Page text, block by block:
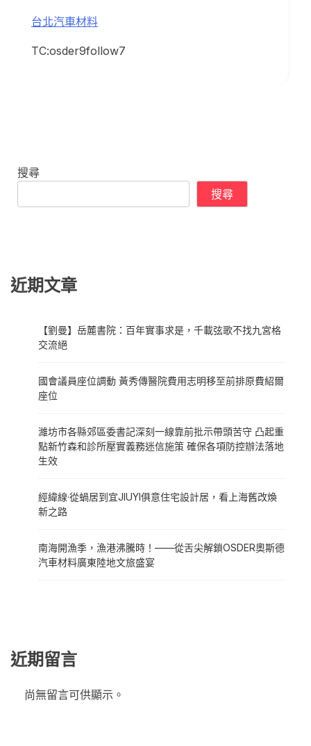
台北汽車材料
TC:osder9follow7
搜尋
搜尋
近期文章
【劉曼】岳麓書院：百年實事求是，千載弦歌不找九宮格
交流絕
國會議員座位調動 黃秀傳醫院費用志明移至前排原費紹爾
座位
濰坊市各縣郊區委書記深刻一線靠前批示帶頭苦守 凸起重
點新竹森和診所壓實義務迷信施策 確保各項防控辦法落地
生效
經緯線·從蝸居到宜JIUYI俱意住宅設計居，看上海舊改煥
新之路
南海開漁季，漁港沸騰時！——從舌尖解鎖OSDER奧斯德
汽車材料廣東陸地文旅盛宴
近期留言
尚無留言可供顯示。